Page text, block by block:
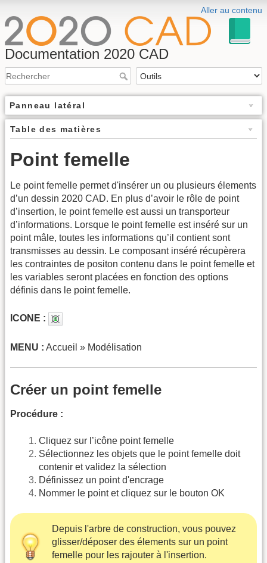
Aller au contenu
Documentation 2020 CAD
Panneau latéral
Table des matières
Point femelle
Le point femelle permet d'insérer un ou plusieurs élements
d’un dessin 2020 CAD. En plus d’avoir le rôle de point
d’insertion, le point femelle est aussi un transporteur
d’informations. Lorsque le point femelle est inséré sur un
point mâle, toutes les informations qu’il contient sont
transmisses au dessin. Le composant inséré récupèrera
les contraintes de positon contenu dans le point femelle et
les variables seront placées en fonction des options
définis dans le point femelle.
ICONE :
MENU : Accueil » Modélisation
Créer un point femelle
Procédure :
Cliquez sur l’icône point femelle
Sélectionnez les objets que le point femelle doit
contenir et validez la sélection
Définissez un point d'encrage
Nommer le point et cliquez sur le bouton OK
Depuis l'arbre de construction, vous pouvez
glisser/déposer des élements sur un point
femelle pour les rajouter à l'insertion.